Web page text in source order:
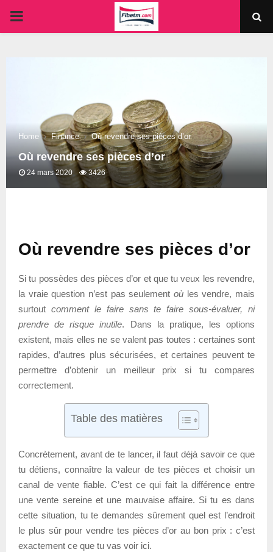
PRIMARY
Home Finance Où revendre ses pièces d’or
Où revendre ses pièces d’or
24 mars 2020 3426
Où revendre ses pièces d’or
Si tu possèdes des pièces d’or et que tu veux les revendre,
la vraie question n’est pas seulement où les vendre, mais
surtout comment le faire sans te faire sous-évaluer, ni
prendre de risque inutile. Dans la pratique, les options
existent, mais elles ne se valent pas toutes : certaines sont
rapides, d’autres plus sécurisées, et certaines peuvent te
permettre d’obtenir un meilleur prix si tu compares
correctement.
Table des matières
Concrètement, avant de te lancer, il faut déjà savoir ce que
tu détiens, connaître la valeur de tes pièces et choisir un
canal de vente fiable. C’est ce qui fait la différence entre
une vente sereine et une mauvaise affaire. Si tu es dans
cette situation, tu te demandes sûrement quel est l’endroit
le plus sûr pour vendre tes pièces d’or au bon prix : c’est
exactement ce que tu vas voir ici.